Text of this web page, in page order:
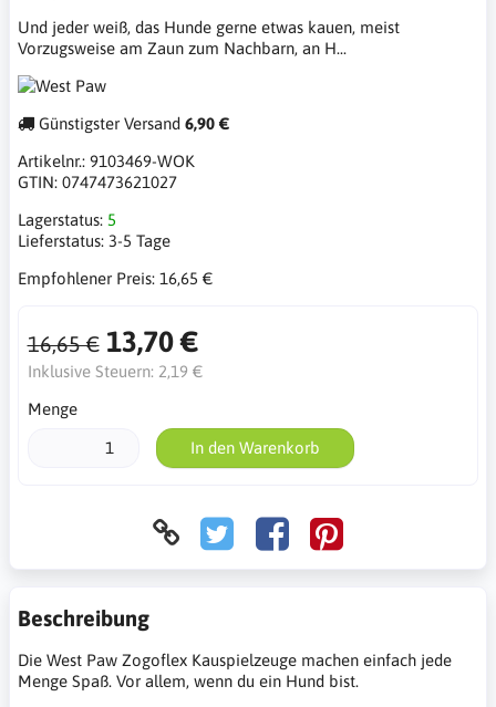
Und jeder weiß, das Hunde gerne etwas kauen, meist
Vorzugsweise am Zaun zum Nachbarn, an H...
Günstigster Versand 6,90 €
Artikelnr.: 9103469-WOK
GTIN: 0747473621027
Lagerstatus: 5
Lieferstatus: 3-5 Tage
Empfohlener Preis: 16,65 €
16,65 € 13,70 €
Inklusive Steuern: 2,19 €
Menge
In den Warenkorb
Beschreibung
Die West Paw Zogoflex Kauspielzeuge machen einfach jede
Menge Spaß. Vor allem, wenn du ein Hund bist.